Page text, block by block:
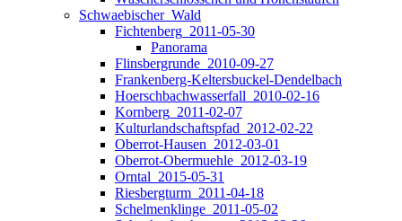
Schwaebischer_Wald
Fichtenberg_2011-05-30
Panorama
Flinsbergrunde_2010-09-27
Frankenberg-Keltersbuckel-Dendelbach
Hoerschbachwasserfall_2010-02-16
Kornberg_2011-02-07
Kulturlandschaftspfad_2012-02-22
Oberrot-Hausen_2012-03-01
Oberrot-Obermuehle_2012-03-19
Orntal_2015-05-31
Riesbergturm_2011-04-18
Schelmenklinge_2011-05-02